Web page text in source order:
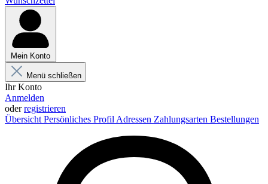
Mein Konto
Menü schließen
Ihr Konto
Anmelden
oderregistrieren
Übersicht Persönliches Profil Adressen Zahlungsarten Bestellungen